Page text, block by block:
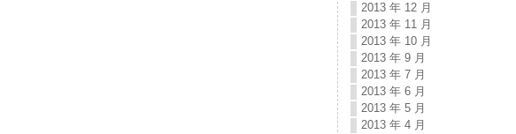
2013 年 12 月
2013 年 11 月
2013 年 10 月
2013 年 9 月
2013 年 7 月
2013 年 6 月
2013 年 5 月
2013 年 4 月